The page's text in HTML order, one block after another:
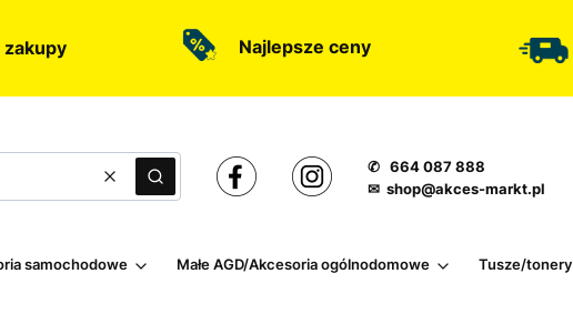
zakupy Najlepsze ceny
WyczyśćSzukaj
✆ 664 087 888
✉ shop@akces-markt.pl
samochodowe Małe AGD/Akcesoria ogólnodomowe Tusze/tonery